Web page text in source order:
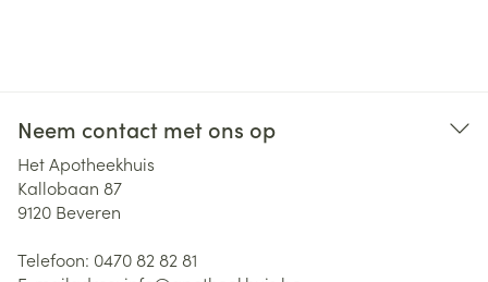
Neem contact met ons op
Het Apotheekhuis
Kallobaan 87
9120 Beveren
Telefoon: 0470 82 82 81